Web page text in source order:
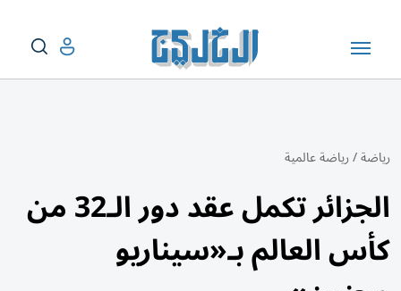
رياضة/رياضة عالمية
الجزائر تكمل عقد دور الـ32 من
كأس العالم بـ«سيناريو